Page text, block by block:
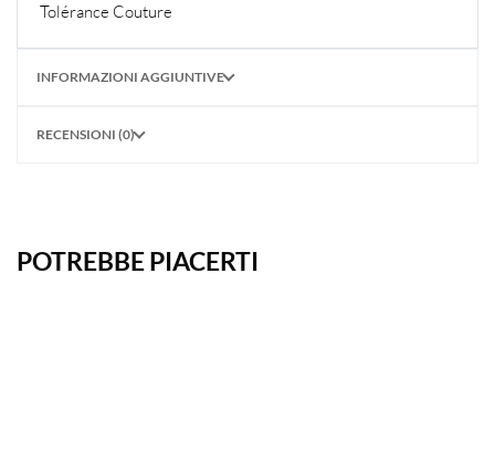
Tolérance Couture
INFORMAZIONI AGGIUNTIVE
RECENSIONI (0)
POTREBBE PIACERTI